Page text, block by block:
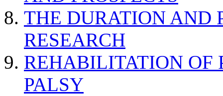
THE DURATION AND
RESEARCH
REHABILITATION OF
PALSY